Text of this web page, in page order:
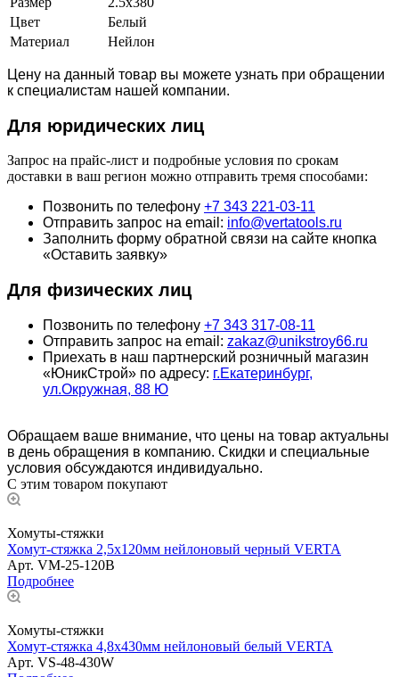
Цвет
Белый
Материал
Нейлон
Цену на данный товар вы можете узнать при обращении
к специалистам нашей компании.
Для юридических лиц
Запрос на прайс-лист и подробные условия по срокам
доставки в ваш регион можно отправить тремя способами:
Позвонить по телефону +7 343 221-03-11
Отправить запрос на email: info@vertatools.ru
Заполнить форму обратной связи на сайте кнопка
«Оставить заявку»
Для физических лиц
Позвонить по телефону +7 343 317-08-11
Отправить запрос на email: zakaz@unikstroy66.ru
Приехать в наш партнерский розничный магазин
«ЮникСтрой» по адресу: г.Екатеринбург,
ул.Окружная, 88 Ю
Обращаем ваше внимание, что цены на товар актуальны
в день обращения в компанию. Скидки и специальные
условия обсуждаются индивидуально.
С этим товаром покупают
Хомуты-стяжки
Хомут-стяжка 2,5х120мм нейлоновый черный VERTA
Арт. VM-25-120B
Подробнее
Хомуты-стяжки
Хомут-стяжка 4,8х430мм нейлоновый белый VERTA
Арт. VS-48-430W